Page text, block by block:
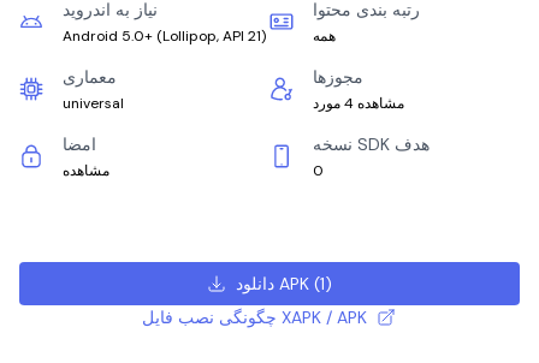
نیاز به اندروید
Android 5.0+ (Lollipop, API 21)
رتبه بندی محتوا
همه
معماری
universal
مجوزها
مشاهده 4 مورد
امضا
مشاهده
نسخه SDK هدف
0
دانلود APK(1)
چگونگی نصب فایل XAPK / APK